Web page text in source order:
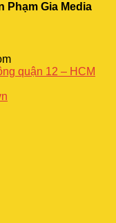
Phạm Gia Media
quận 12 – HCM